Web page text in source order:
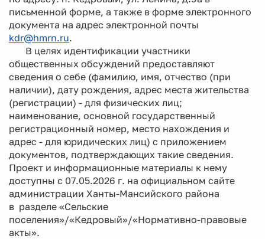
письменной форме, а также в форме электронного
документа на адрес электронной почты
kdr@hmrn.ru.
В целях идентификации участники
общественных обсуждений предоставляют
сведения о себе (фамилию, имя, отчество (при
наличии), дату рождения, адрес места жительства
(регистрации) - для физических лиц;
наименование, основной государственный
регистрационный номер, место нахождения и
адрес - для юридических лиц) с приложением
документов, подтверждающих такие сведения.
Проект и информационные материалы к нему
доступны с 07.05.2026 г. на официальном сайте
администрации Ханты-Мансийского района
в разделе «Сельские
поселения»/«Кедровый»/«Нормативно-правовые
акты».